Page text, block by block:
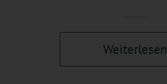
Weiterlesen